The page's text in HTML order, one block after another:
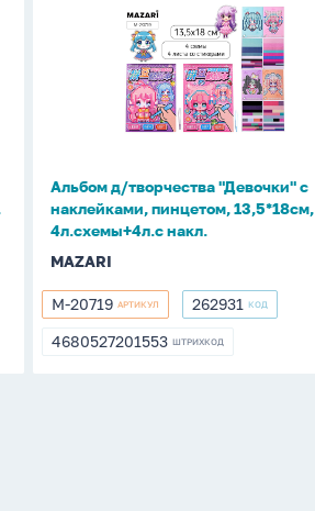
творчества
"Девочки"
наклейками,
4л.схемы+4л.с
накл.
Альбом д/творчества "Девочки" с
наклейками, пинцетом, 13,5*18см,
4л.схемы+4л.с накл.
MAZARI
M-
20719
M-20719 АРТИКУЛ 262931
262931 КОД
4680527201553
4680527201553 ШТРИХКОД